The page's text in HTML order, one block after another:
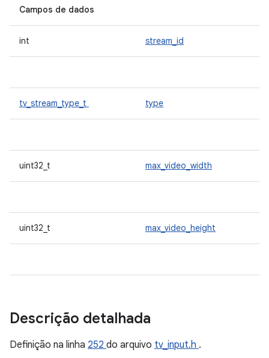
Campos de dados
int stream_id
tv_stream_type_t type
uint32_t max_video_width
uint32_t max_video_height
Descrição detalhada
Definição na linha 252 do arquivo tv_input.h .